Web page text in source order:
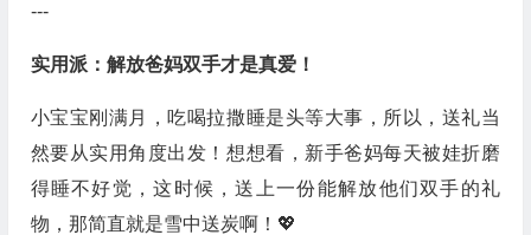
---
实用派：解放爸妈双手才是真爱！
小宝宝刚满月，吃喝拉撒睡是头等大事，所以，送礼当
然要从实用角度出发！想想看，新手爸妈每天被娃折磨
得睡不好觉，这时候，送上一份能解放他们双手的礼
物，那简直就是雪中送炭啊！💖